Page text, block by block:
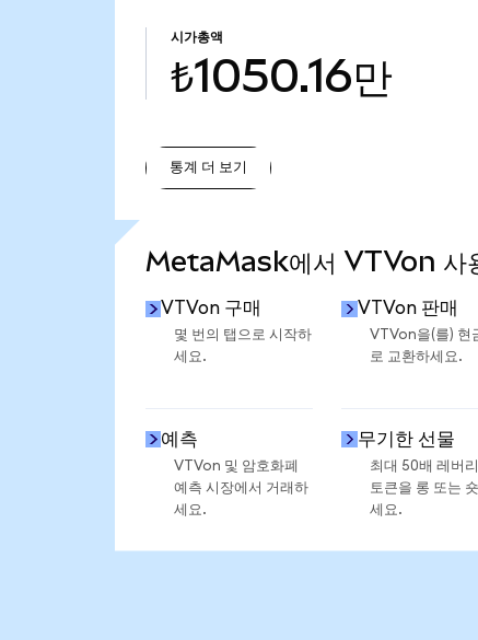
시가총액
₺1050.16만
통계 더 보기
MetaMask에서 VTVon 사
VTVon 구매
몇 번의 탭으로 시작하
세요.
VTVon 판매
VTVon을(를) 현
로 교환하세요.
예측
VTVon 및 암호화폐
예측 시장에서 거래하
세요.
무기한 선물
최대 50배 레버
토큰을 롱 또는
세요.